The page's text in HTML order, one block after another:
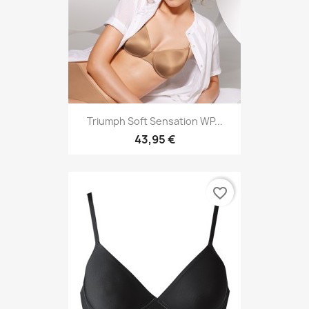
Triumph Soft Sensation WP...
43,95 €
favorite_border